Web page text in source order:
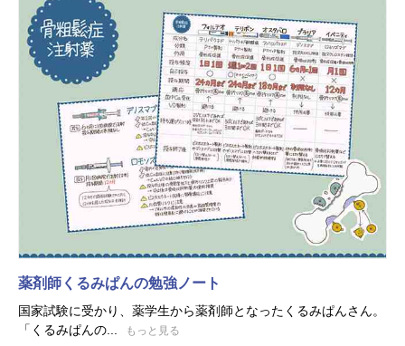
薬剤師くるみぱんの勉強ノート
国家試験に受かり、薬学生から薬剤師となったくるみぱんさん。
「くるみぱんの...
もっと見る